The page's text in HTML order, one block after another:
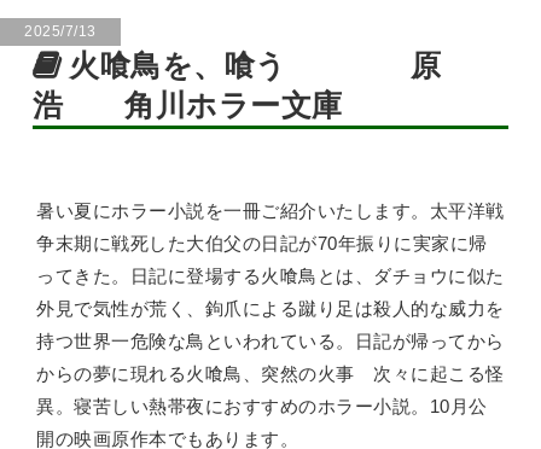
2025/7/13
火喰鳥を、喰う 原
浩 角川ホラー文庫
暑い夏にホラー小説を一冊ご紹介いたします。太平洋戦
争末期に戦死した大伯父の日記が70年振りに実家に帰
ってきた。日記に登場する火喰鳥とは、ダチョウに似た
外見で気性が荒く、鉤爪による蹴り足は殺人的な威力を
持つ世界一危険な鳥といわれている。日記が帰ってから
からの夢に現れる火喰鳥、突然の火事 次々に起こる怪
異。寝苦しい熱帯夜におすすめのホラー小説。10月公
開の映画原作本でもあります。